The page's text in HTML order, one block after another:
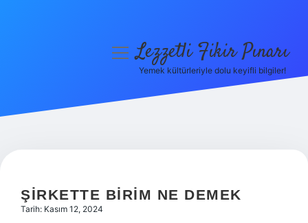
Hakkımızda
menüyüLezzetli Fikir Pınarı
Yemek kültürleriyle dolu keyifli bilgiler!
ŞIRKETTE BIRIM NE DEMEK
Tarih: Kasım 12, 2024